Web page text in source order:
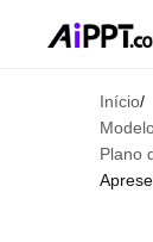
Início/
Plano